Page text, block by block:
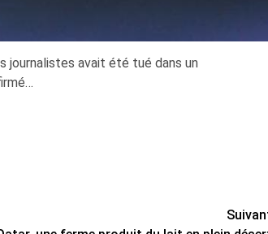
journalistes avait été tué dans un